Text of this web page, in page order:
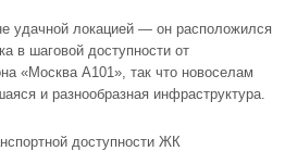
удачной локацией — он расположился
в шаговой доступности от
«Москва А101», так что новоселам
и разнообразная инфраструктура.
доступности ЖК